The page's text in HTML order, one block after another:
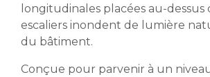
longitudinales placées au-dessus
escaliers inondent de lumière
du bâtiment.
Conçue pour parvenir à un